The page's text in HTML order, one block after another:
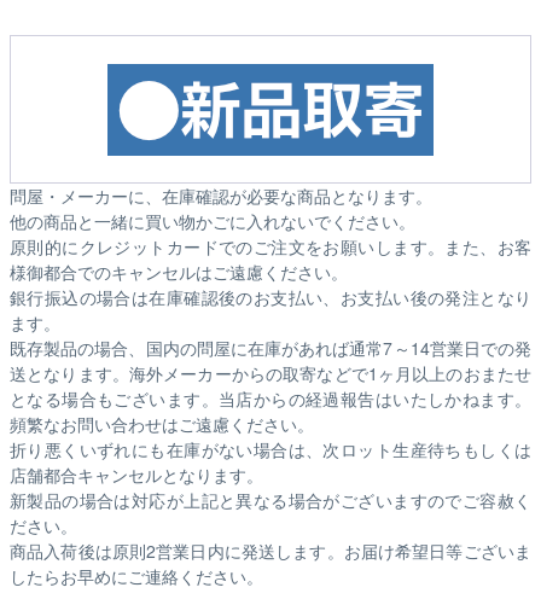
問屋・メーカーに、在庫確認が必要な商品となります。
他の商品と一緒に買い物かごに入れないでください。
原則的にクレジットカードでのご注文をお願いします。また、お客
様御都合でのキャンセルはご遠慮ください。
銀行振込の場合は在庫確認後のお支払い、お支払い後の発注となり
ます。
既存製品の場合、国内の問屋に在庫があれば通常7～14営業日での発
送となります。海外メーカーからの取寄などで1ヶ月以上のおまたせ
となる場合もございます。 当店からの経過報告はいたしかねます。
頻繁なお問い合わせはご遠慮ください。
折り悪くいずれにも在庫がない場合は、次ロット生産待ちもしくは
店舗都合キャンセルとなります。
新製品の場合は対応が上記と異なる場合がございますのでご容赦く
ださい。
商品入荷後は原則2営業日内に発送します。お届け希望日等ございま
したらお早めにご連絡ください。